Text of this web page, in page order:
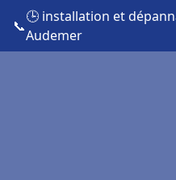
📞
🕒 installation et
Audemer